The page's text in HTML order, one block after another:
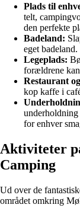
Plads til
telt,
den perfekte
Badeland:
eget badeland.
Legeplads:
forældrene
Restaurant
kop kaffe i
for enhver
Aktiviteter
Camping
Ud over de
området omkring